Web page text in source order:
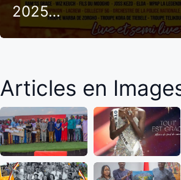
2025…
Articles en